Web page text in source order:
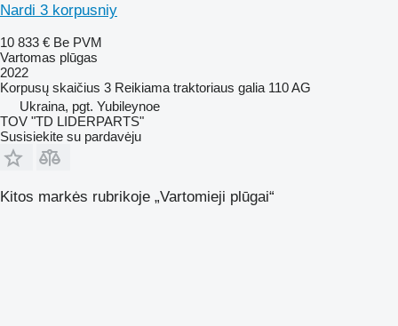
Nardi 3 korpusniy
10 833 € Be PVM
Vartomas plūgas
2022
Korpusų skaičius 3 Reikiama traktoriaus galia 110 AG
Ukraina, pgt. Yubileynoe
TOV "TD LIDERPARTS"
Susisiekite su pardavėju
Kitos markės rubrikoje „Vartomieji plūgai“